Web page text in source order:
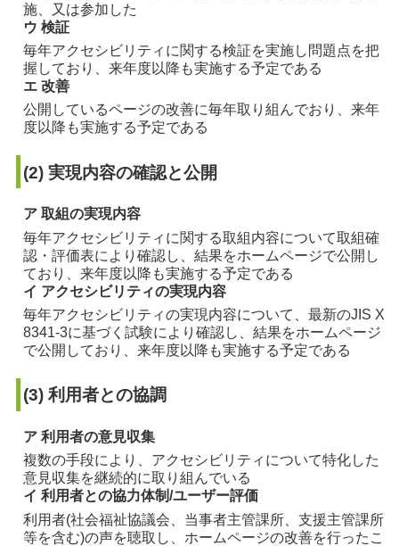
施、又は参加した
ウ 検証
毎年アクセシビリティに関する検証を実施し問題点を把
握しており、来年度以降も実施する予定である
エ 改善
公開しているページの改善に毎年取り組んでおり、来年
度以降も実施する予定である
(2) 実現内容の確認と公開
ア 取組の実現内容
毎年アクセシビリティに関する取組内容について取組確
認・評価表により確認し、結果をホームページで公開し
ており、来年度以降も実施する予定である
イ アクセシビリティの実現内容
毎年アクセシビリティの実現内容について、最新のJIS X
8341-3に基づく試験により確認し、結果をホームページ
で公開しており、来年度以降も実施する予定である
(3) 利用者との協調
ア 利用者の意見収集
複数の手段により、アクセシビリティについて特化した
意見収集を継続的に取り組んでいる
イ 利用者との協力体制/ユーザー評価
利用者(社会福祉協議会、当事者主管課所、支援主管課所
等を含む)の声を聴取し、ホームページの改善を行ったこ